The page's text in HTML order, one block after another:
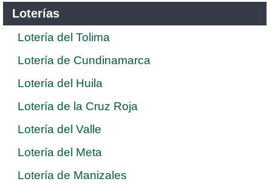
Loterías
Lotería del Tolima
Lotería de Cundinamarca
Lotería del Huila
Lotería de la Cruz Roja
Lotería del Valle
Lotería del Meta
Lotería de Manizales